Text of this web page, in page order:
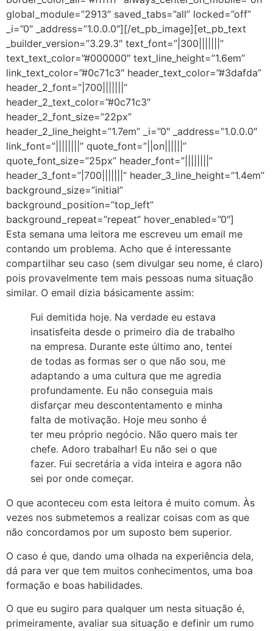
global_module=”2913″ saved_tabs=”all” locked=”off”
_i=”0″ _address=”1.0.0.0″][/et_pb_image][et_pb_text
_builder_version=”3.29.3″ text_font=”|300|||||||”
text_text_color=”#000000″ text_line_height=”1.6em”
link_text_color=”#0c71c3″ header_text_color=”#3dafda”
header_2_font=”|700|||||||”
header_2_text_color=”#0c71c3″
header_2_font_size=”22px”
header_2_line_height=”1.7em” _i=”0″ _address=”1.0.0.0″
link_font=”||||||||” quote_font=”||on||||||”
quote_font_size=”25px” header_font=”||||||||”
header_3_font=”|700|||||||” header_3_line_height=”1.4em”
background_size=”initial”
background_position=”top_left”
background_repeat=”repeat” hover_enabled=”0″]
Esta semana uma leitora me escreveu um email me
contando um problema. Acho que é interessante
compartilhar seu caso (sem divulgar seu nome, é claro)
pois provavelmente tem mais pessoas numa situação
similar. O email dizia básicamente assim:
Fui demitida hoje. Na verdade eu estava
insatisfeita desde o primeiro dia de trabalho
na empresa. Durante este último ano, tentei
de todas as formas ser o que não sou, me
adaptando a uma cultura que me agredia
profundamente. Eu não conseguia mais
disfarçar meu descontentamento e minha
falta de motivação. Hoje meu sonho é
ter meu próprio negócio. Não quero mais ter
chefe. Adoro trabalhar! Eu não sei o que
fazer. Fui secretária a vida inteira e agora não
sei por onde começar.
O que aconteceu com esta leitora é muito comum. Às
vezes nos submetemos a realizar coisas com as que
não concordamos por um suposto bem superior.
O caso é que, dando uma olhada na experiência dela,
dá para ver que tem muitos conhecimentos, uma boa
formação e boas habilidades.
O que eu sugiro para qualquer um nesta situação é,
primeiramente, avaliar sua situação e definir um rumo